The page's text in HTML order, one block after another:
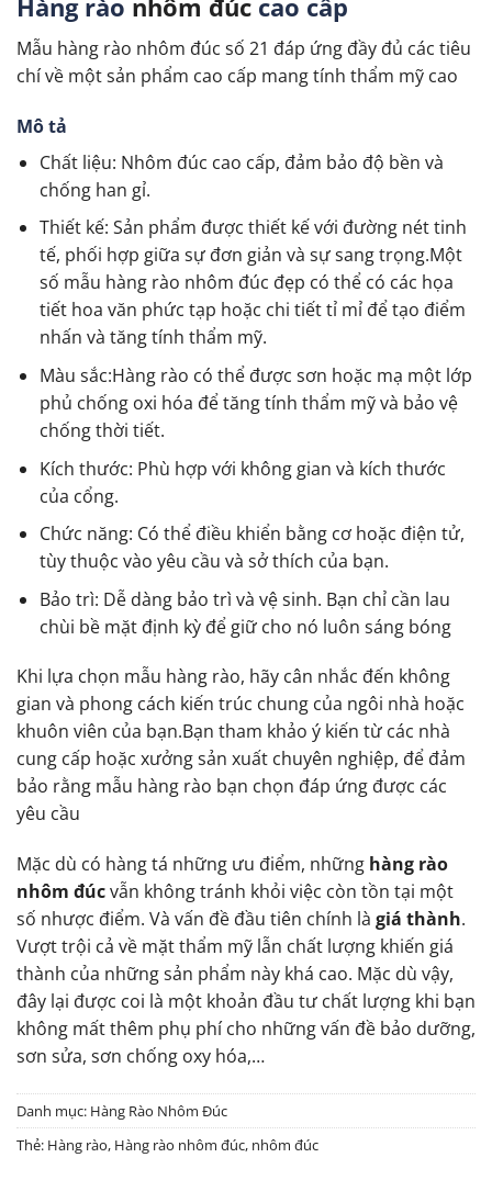
Hàng rào nhôm đúc cao cấp
Mẫu hàng rào nhôm đúc số 21 đáp ứng đầy đủ các tiêu
chí về một sản phẩm cao cấp mang tính thẩm mỹ cao
Mô tả
Chất liệu: Nhôm đúc cao cấp, đảm bảo độ bền và
chống han gỉ.
Thiết kế: Sản phẩm được thiết kế với đường nét tinh
tế, phối hợp giữa sự đơn giản và sự sang trọng.Một
số mẫu hàng rào nhôm đúc đẹp có thể có các họa
tiết hoa văn phức tạp hoặc chi tiết tỉ mỉ để tạo điểm
nhấn và tăng tính thẩm mỹ.
Màu sắc:Hàng rào có thể được sơn hoặc mạ một lớp
phủ chống oxi hóa để tăng tính thẩm mỹ và bảo vệ
chống thời tiết.
Kích thước: Phù hợp với không gian và kích thước
của cổng.
Chức năng: Có thể điều khiển bằng cơ hoặc điện tử,
tùy thuộc vào yêu cầu và sở thích của bạn.
Bảo trì: Dễ dàng bảo trì và vệ sinh. Bạn chỉ cần lau
chùi bề mặt định kỳ để giữ cho nó luôn sáng bóng
Khi lựa chọn mẫu hàng rào, hãy cân nhắc đến không
gian và phong cách kiến trúc chung của ngôi nhà hoặc
khuôn viên của bạn.Bạn tham khảo ý kiến từ các nhà
cung cấp hoặc xưởng sản xuất chuyên nghiệp, để đảm
bảo rằng mẫu hàng rào bạn chọn đáp ứng được các
yêu cầu
Mặc dù có hàng tá những ưu điểm, những hàng rào
nhôm đúcvẫn không tránh khỏi việc còn tồn tại một
số nhược điểm. Và vấn đề đầu tiên chính là giá thành.
Vượt trội cả về mặt thẩm mỹ lẫn chất lượng khiến giá
thành của những sản phẩm này khá cao. Mặc dù vậy,
đây lại được coi là một khoản đầu tư chất lượng khi bạn
không mất thêm phụ phí cho những vấn đề bảo dưỡng,
sơn sửa, sơn chống oxy hóa,…
Danh mục: Hàng Rào Nhôm Đúc
Thẻ: Hàng rào, Hàng rào nhôm đúc, nhôm đúc